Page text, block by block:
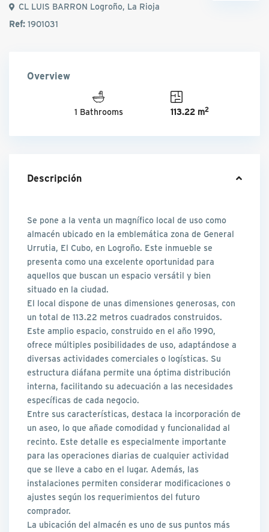
CL LUIS BARRON Logroño, La Rioja
Ref:1901031
Overview
1 Bathrooms 113.22 m2
Descripción
Se pone a la venta un magnífico local de uso como
almacén ubicado en la emblemática zona de General
Urrutia, El Cubo, en Logroño. Este inmueble se
presenta como una excelente oportunidad para
aquellos que buscan un espacio versátil y bien
situado en la ciudad.
El local dispone de unas dimensiones generosas, con
un total de 113.22 metros cuadrados construidos.
Este amplio espacio, construido en el año 1990,
ofrece múltiples posibilidades de uso, adaptándose a
diversas actividades comerciales o logísticas. Su
estructura diáfana permite una óptima distribución
interna, facilitando su adecuación a las necesidades
específicas de cada negocio.
Entre sus características, destaca la incorporación de
un aseo, lo que añade comodidad y funcionalidad al
recinto. Este detalle es especialmente importante
para las operaciones diarias de cualquier actividad
que se lleve a cabo en el lugar. Además, las
instalaciones permiten considerar modificaciones o
ajustes según los requerimientos del futuro
comprador.
La ubicación del almacén es uno de sus puntos más